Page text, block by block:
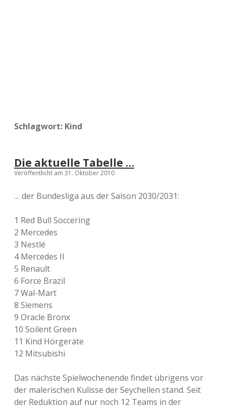
Schlagwort: Kind
Die aktuelle Tabelle …
Veröffentlicht am 31. Oktober 2010
… der Bundesliga aus der Saison 2030/2031:
1 Red Bull Soccering
2 Mercedes
3 Nestlé
4 Mercedes II
5 Renault
6 Force Brazil
7 Wal-Mart
8 Siemens
9 Oracle Bronx
10 Soilent Green
11 Kind Hörgeräte
12 Mitsubishi
Das nächste Spielwochenende findet übrigens vor
der malerischen Kulisse der Seychellen stand. Seit
der Reduktion auf nur noch 12 Teams in der